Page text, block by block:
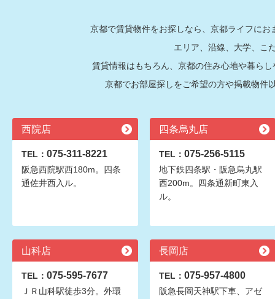
京都で賃貸物件をお探しなら、京都ライフに
エリア、沿線、大学、こ
賃貸情報はもちろん、京都の住み心地や暮ら
京都でお部屋探しをご希望の方や掲載物件
西院店
TEL： 075-311-8221
阪急西院駅西180m。四条
通佐井西入ル。
四条烏丸店
TEL： 075-256-5115
地下鉄四条駅・阪急烏丸駅
西200m。四条通新町東入
ル。
山科店
TEL： 075-595-7677
ＪＲ山科駅徒歩3分。外環
長岡店
TEL： 075-957-4800
阪急長岡天神駅下車、アゼ